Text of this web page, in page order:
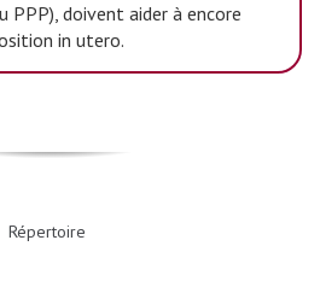
PPP), doivent aider à encore
in utero.
Répertoire